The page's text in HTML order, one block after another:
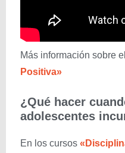
Más información sobre
Positiva»
¿Qué hacer
adolescentes
En los cursos